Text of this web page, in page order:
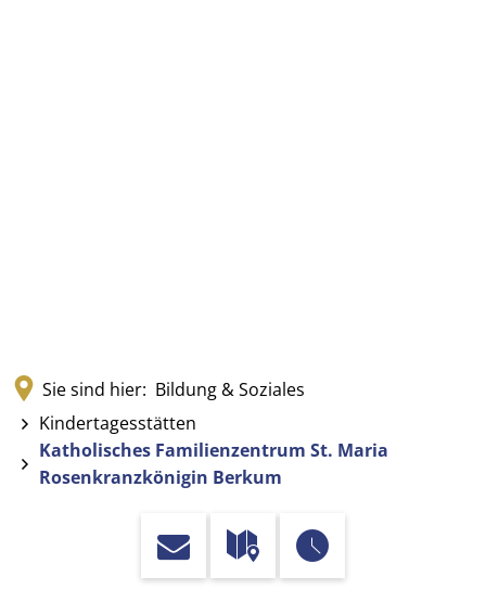
Sie sind hier: Bildung & Soziales
Kindertagesstätten
Katholisches Familienzentrum St. Maria
Rosenkranzkönigin Berkum